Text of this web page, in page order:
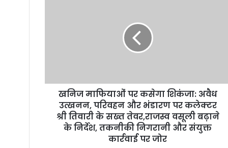
r
खनिज माफियाओं पर कसेगा शिकंजा: अवैध
उत्खनन, परिवहन और भंडारण पर कलेक्टर
श्री तिवारी के सख्त तेवर,राजस्व वसूली बढ़ाने
के निर्देश, तकनीकी निगरानी और संयुक्त
कार्रवाई पर जोर